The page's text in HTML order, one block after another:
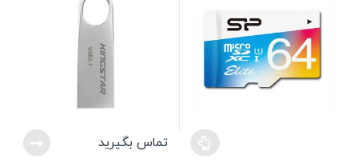
تماس بگیرید